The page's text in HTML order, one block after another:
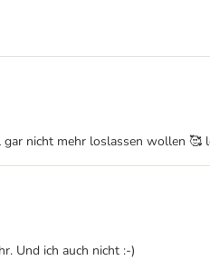
nicht mehr loslassen wollen
Und ich auch nicht :-)